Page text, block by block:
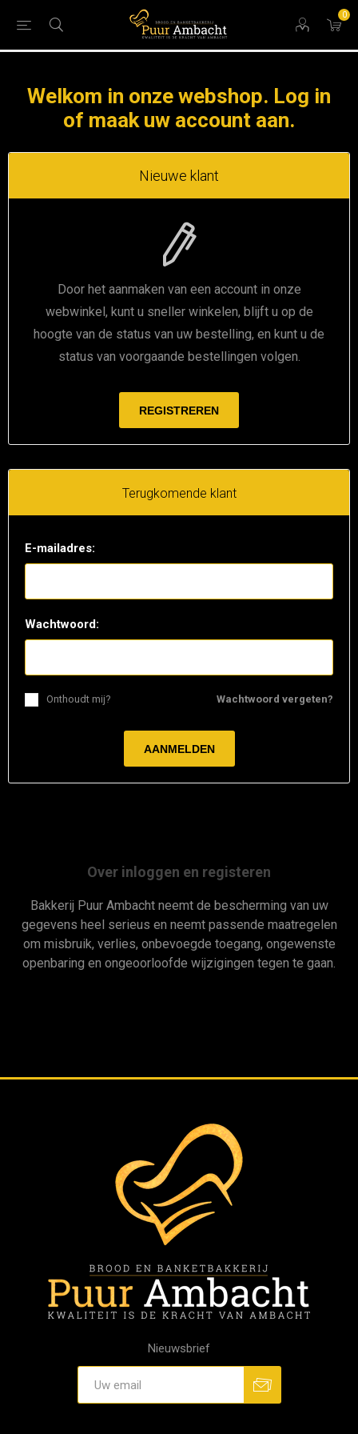
0
Welkom in onze webshop. Log in
of maak uw account aan.
Nieuwe klant
Door het aanmaken van een account in onze
webwinkel, kunt u sneller winkelen, blijft u op de
hoogte van de status van uw bestelling, en kunt u de
status van voorgaande bestellingen volgen.
Terugkomende klant
E-mailadres:
Wachtwoord:
Wachtwoord vergeten?
Onthoudt mij?
Over inloggen en registeren
Bakkerij Puur Ambacht neemt de bescherming van uw
gegevens heel serieus en neemt passende maatregelen
om misbruik, verlies, onbevoegde toegang, ongewenste
openbaring en ongeoorloofde wijzigingen tegen te gaan.
Nieuwsbrief